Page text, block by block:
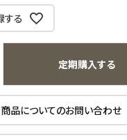
する
定期購入する
商品についてのお問い合わせ